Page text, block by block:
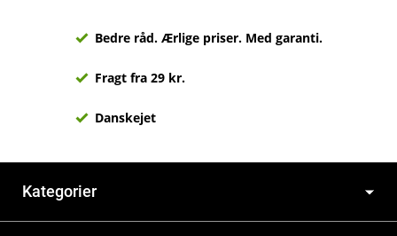
Bedre råd. Ærlige priser. Med garanti.
Fragt fra 29 kr.
Danskejet
Kategorier